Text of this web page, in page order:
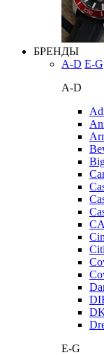
БРЕНДЫ
A-D E-G
A-D
E-G